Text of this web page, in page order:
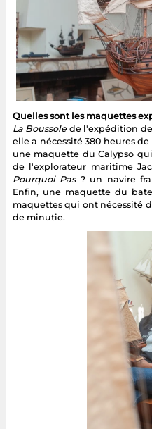
Quelles sont les maquettes
La Boussole de l'expédition de
elle a nécessité 380 heures
une maquette du Calypso
de l'explorateur maritime
Pourquoi Pas? un navire
Enfin, une maquette du
maquettes qui ont nécessité
de minutie.